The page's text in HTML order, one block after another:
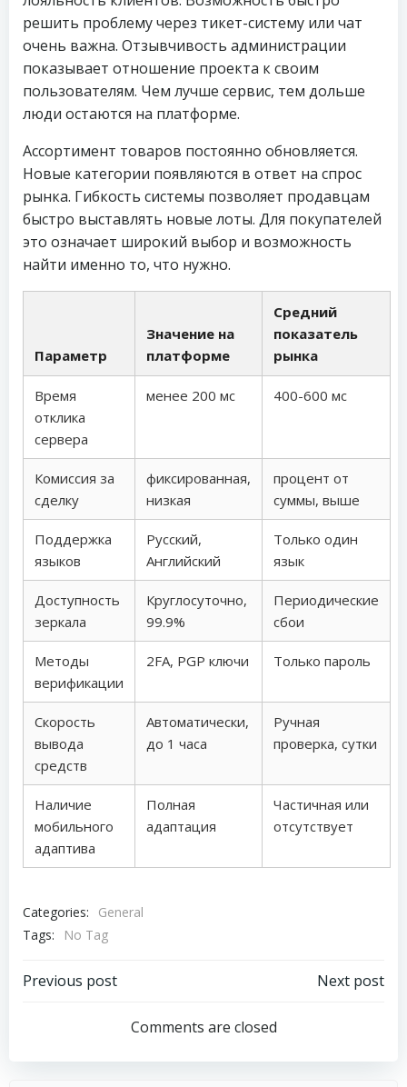
решить проблему через тикет-систему или чат
очень важна. Отзывчивость администрации
показывает отношение проекта к своим
пользователям. Чем лучше сервис, тем дольше
люди остаются на платформе.
Ассортимент товаров постоянно обновляется.
Новые категории появляются в ответ на спрос
рынка. Гибкость системы позволяет продавцам
быстро выставлять новые лоты. Для покупателей
это означает широкий выбор и возможность
найти именно то, что нужно.
Параметр
Значение на
платформе
Средний
показатель
рынка
Время
отклика
сервера
менее 200 мс 400-600 мс
Комиссия за
сделку
фиксированная,
низкая
процент от
суммы, выше
Поддержка
языков
Русский,
Английский
Только один
язык
Доступность
зеркала
Круглосуточно,
99.9%
Периодические
сбои
Методы
верификации
2FA, PGP ключи Только пароль
Скорость
вывода
средств
Автоматически,
до 1 часа
Ручная
проверка, сутки
Наличие
мобильного
адаптива
Полная
адаптация
Частичная или
отсутствует
Categories:
General
Tags:
No Tag
Post
navigation
Previous post
navigation
Next post
Comments are closed